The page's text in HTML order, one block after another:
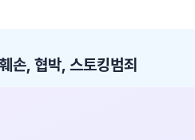
손, 협박, 스토킹범죄